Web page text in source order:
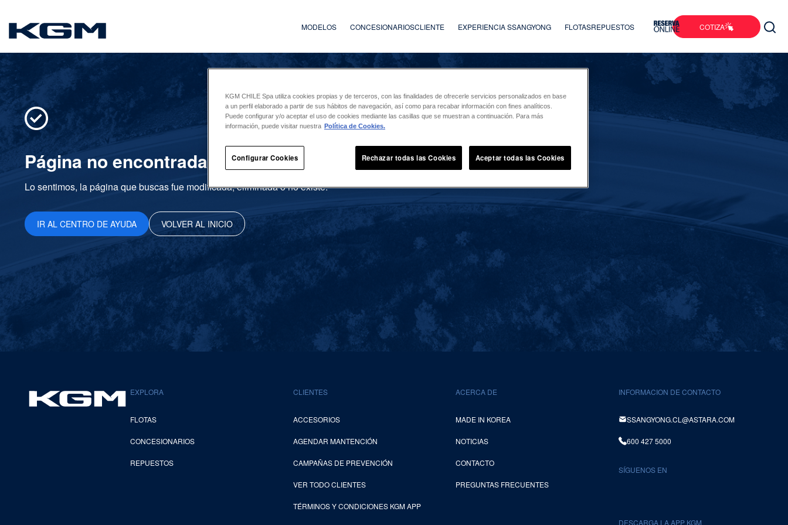
SsangYong MODELOS CONCESIONARIOSCLIENTE EXPERIENCIA SSANGYONG FLOTASREPUESTOS COTIZA
Página no encontrada
Lo sentimos, la página que buscas fue modificada, eliminada o no existe.
IR AL CENTRO DE AYUDA VOLVER AL INICIO
EXPLORA
FLOTAS
CONCESIONARIOS
REPUESTOS
CLIENTES
ACCESORIOS
AGENDAR MANTENCIÓN
CAMPAÑAS DE PREVENCIÓN
VER TODO CLIENTES
TÉRMINOS Y CONDICIONES KGM APP
ACERCA DE
MADE IN KOREA
NOTICIAS
CONTACTO
PREGUNTAS FRECUENTES
INFORMACION DE CONTACTO
SSANGYONG.CL@ASTARA.COM
600 427 5000
SÍGUENOS EN
DESCARGA LA APP KGM
KGM CHILE Spa utiliza cookies propias y de terceros, con las finalidades de ofrecerle servicios personalizados en base
a un perfil elaborado a partir de sus hábitos de navegación, así como para recabar información con fines analíticos.
Puede configurar y/o aceptar el uso de cookies mediante las casillas que se muestran a continuación. Para más
información, puede visitar nuestra Política de Cookies.
Configurar Cookies Rechazar todas las Cookies Aceptar todas las Cookies